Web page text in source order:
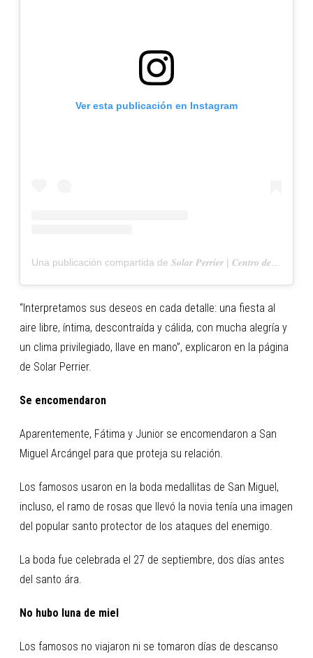
Ver esta publicación en Instagram
“Interpretamos sus deseos en cada detalle: una fiesta al
aire libre, íntima, descontraída y cálida, con mucha alegría y
un clima privilegiado, llave en mano”, explicaron en la página
de Solar Perrier.
Se encomendaron
Aparentemente, Fátima y Junior se encomendaron a San
Miguel Arcángel para que proteja su relación.
Los famosos usaron en la boda medallitas de San Miguel,
incluso, el ramo de rosas que llevó la novia tenía una imagen
del popular santo protector de los ataques del enemigo.
La boda fue celebrada el 27 de septiembre, dos días antes
del santo ára.
No hubo luna de miel
Los famosos no viajaron ni se tomaron días de descanso